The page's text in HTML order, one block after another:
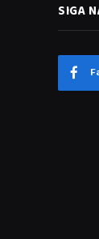
SIGA